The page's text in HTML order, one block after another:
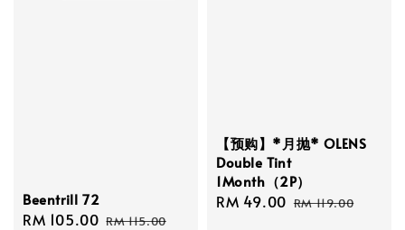
Beentrill 72
Sale
RM 105.00 Regular
RM 115.00
【预购】*月抛* OLENS
Double Tint
1Month（2P）
Sale
RM 49.00 Regular
RM 119.00